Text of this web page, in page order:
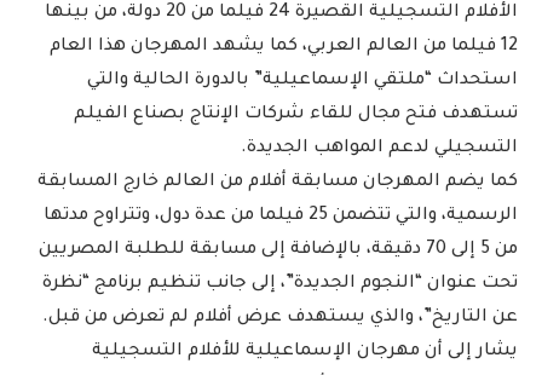
الأفلام التسجيلية القصيرة 24 فيلما من 20 دولة، من بينها
12 فيلما من العالم العربي، كما يشهد المهرجان هذا العام
استحداث “ملتقي الإسماعيلية” بالدورة الحالية والتي
تستهدف فتح مجال للقاء شركات الإنتاج بصناع الفيلم
التسجيلي لدعم المواهب الجديدة.
كما يضم المهرجان مسابقة أفلام من العالم خارج المسابقة
الرسمية، والتي تتضمن 25 فيلما من عدة دول، وتتراوح مدتها
من 5 إلى 70 دقيقة، بالإضافة إلى مسابقة للطلبة المصريين
تحت عنوان “النجوم الجديدة”، إلى جانب تنظيم برنامج “نظرة
عن التاريخ”، والذي يستهدف عرض أفلام لم تعرض من قبل.
يشار إلى أن مهرجان الإسماعيلية للأفلام التسجيلية